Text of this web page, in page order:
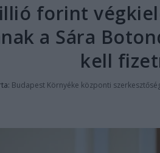
forint
a Sára
kell
Budapest Környéke központi